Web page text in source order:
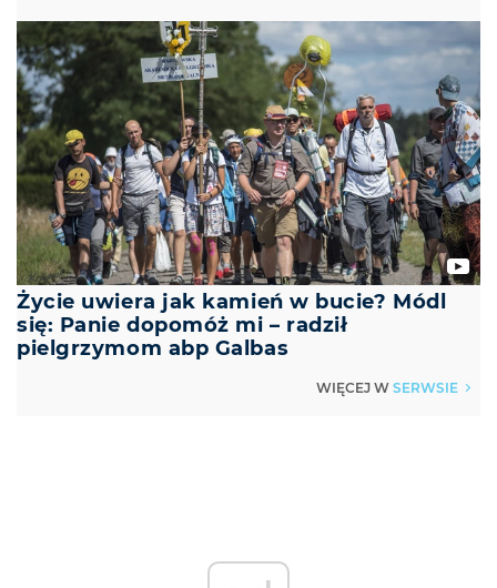
Życie uwiera jak kamień w bucie? Módl
się: Panie dopomóż mi – radził
pielgrzymom abp Galbas
SERWSIE ▶